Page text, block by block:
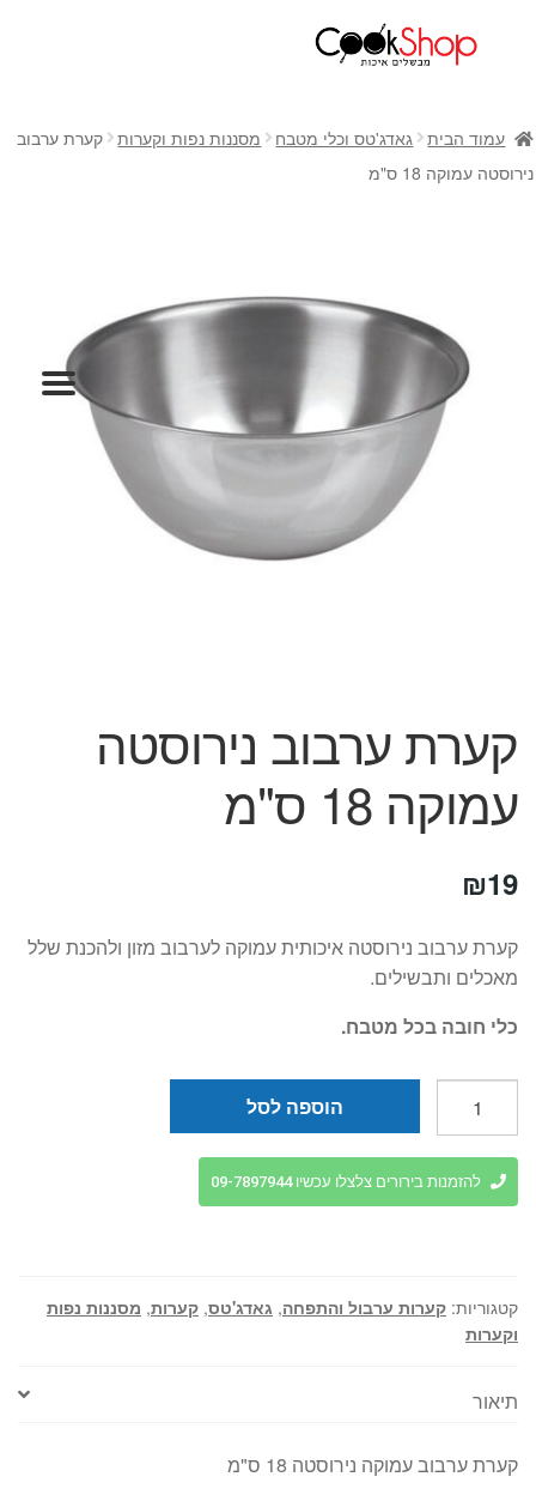
חנות
כלי בישול
מוצרי חשמל למטבח
גאדג'טס וכלי מטבח
אחסון למטבח
סכינים
קפה ותה
גיפט קארד
עגלת קניות
תשלום
עמוד הבית גאדג'טס וכלי מטבח מסננות נפות וקערות
קערת ערבוב
נירוסטה עמוקה 18 ס"מ
קערת ערבוב נירוסטה
עמוקה 18 ס"מ
₪19
קערת ערבוב נירוסטה איכותית עמוקה לערבוב מזון ולהכנת שלל
מאכלים ותבשילים.
כלי חובה בכל מטבח.
קערת
ערבוב
נירוסטה
ס"מ
הוספה לסל
להזמנות בירורים צלצלו עכשיו 09-7897944
קטגוריות: קערות ערבול והתפחה, גאדג'טס, קערות, מסננות נפות
וקערות
תיאור
קערת ערבוב עמוקה נירוסטה 18 ס"מ